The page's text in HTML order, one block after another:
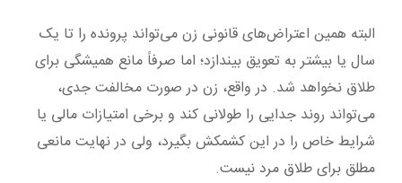
البته همین اعتراض‌های قانونی زن می‌تواند پرونده را تا یک
سال یا بیشتر به تعویق بیندازد؛ اما صرفاً مانع همیشگی برای
طلاق نخواهد شد. در واقع، زن در صورت مخالفت جدی،
می‌تواند روند جدایی را طولانی کند و برخی امتیازات مالی یا
شرایط خاص را در این کشمکش بگیرد، ولی در نهایت مانعی
مطلق برای طلاق مرد نیست.